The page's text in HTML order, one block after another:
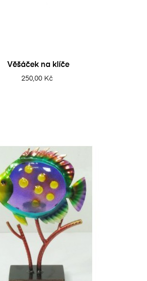
Věšáček na klíče
250,00 Kč